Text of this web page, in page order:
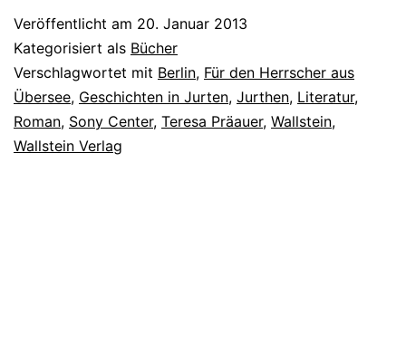
Veröffentlicht am 20. Januar 2013
Kategorisiert als Bücher
Verschlagwortet mit Berlin, Für den Herrscher aus
Übersee, Geschichten in Jurten, Jurthen, Literatur,
Roman, Sony Center, Teresa Präauer, Wallstein,
Wallstein Verlag